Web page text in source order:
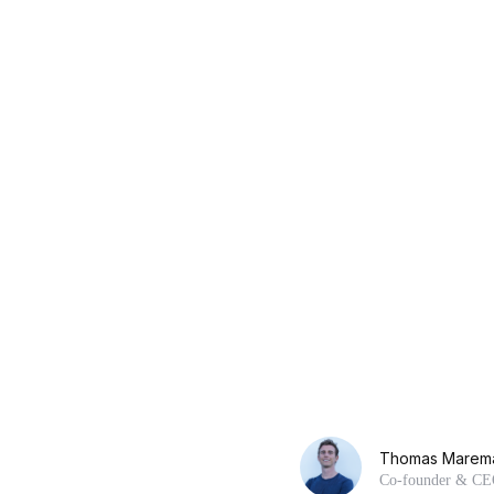
Thomas
Co-founder &